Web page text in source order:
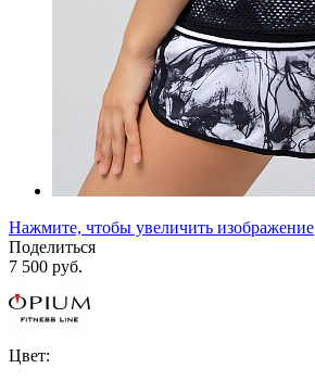
Нажмите, чтобы увеличить изображение
Поделиться
7 500 руб.
Цвет: